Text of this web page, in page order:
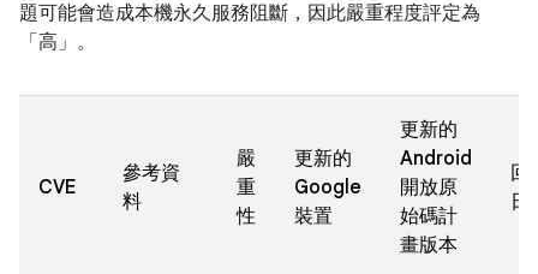
題可能會造成本機永久服務阻斷，因此嚴重程度評定為
「高」。
CVE
參考資
料
嚴
重
性
更新的
Google
裝置
更新的
Android
開放原
始碼計
畫版本
回
日